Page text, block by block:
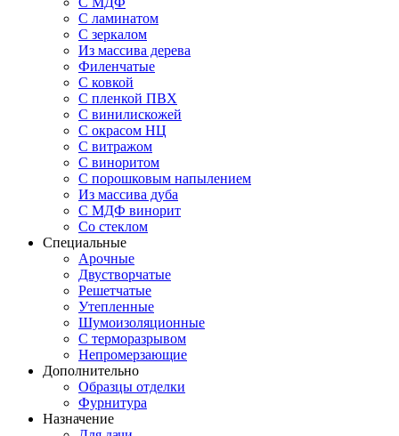
С ламинатом
С зеркалом
Из массива дерева
Филенчатые
С ковкой
С пленкой ПВХ
С винилискожей
С окрасом НЦ
С витражом
С виноритом
С порошковым напылением
Из массива дуба
С МДФ винорит
Со стеклом
Специальные
Арочные
Двустворчатые
Решетчатые
Утепленные
Шумоизоляционные
С терморазрывом
Непромерзающие
Дополнительно
Образцы отделки
Фурнитура
Назначение